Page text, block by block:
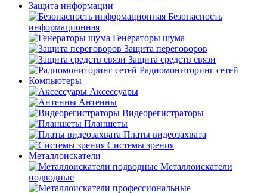
Защита информации
Безопасность
информационная
Генераторы шума
Защита переговоров
Защита средств связи
Радиомониторинг сетей
Компьютеры
Аксессуары
Антенны
Видеорегистраторы
Планшеты
Платы видеозахвата
Системы зрения
Металлоискатели
Металлоискатели
подводные